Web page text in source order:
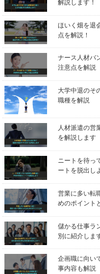
解説します！
ほいく畑を退
点を解説！
ナース人材バ
注意点を解説
大学中退のそ
職種を解説
人材派遣の営
を解説します
ニートを待っ
ートを脱出し
営業に多い転
めのポイント
儲かる仕事ラ
別に紹介しま
企画職に向い
事内容も解説